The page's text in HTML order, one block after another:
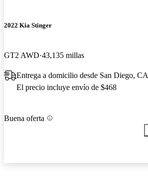
2022 Kia Stinger
GT2 AWD 43,135 millas
Entrega a domicilio desde San Diego, CA
El precio incluye envío de $468
Buena oferta